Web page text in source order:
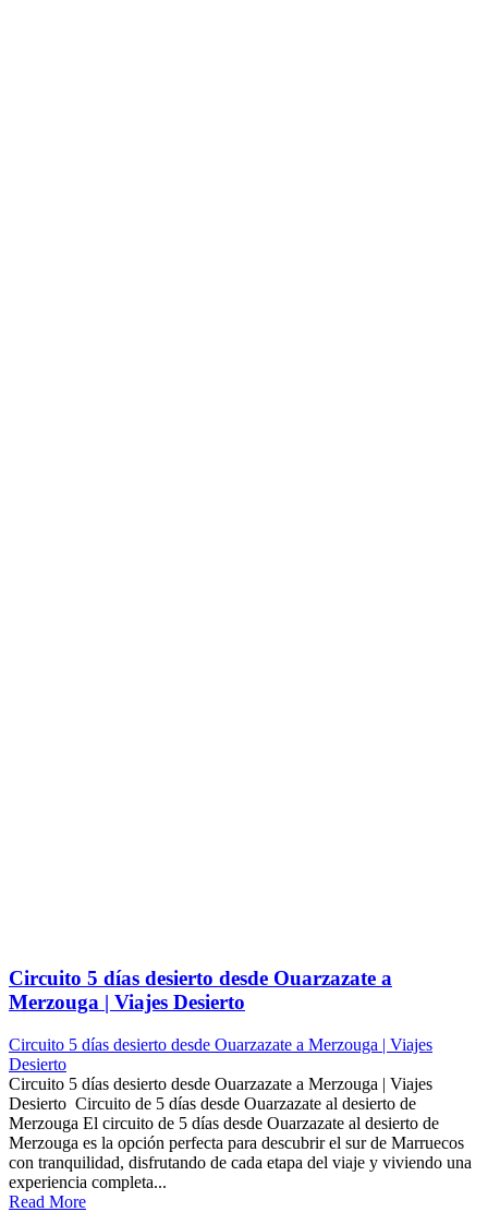
Circuito 5 días desierto desde Ouarzazate a
Merzouga | Viajes Desierto
Circuito 5 días desierto desde Ouarzazate a Merzouga | Viajes
Desierto
Circuito 5 días desierto desde Ouarzazate a Merzouga | Viajes
Desierto Circuito de 5 días desde Ouarzazate al desierto de
Merzouga El circuito de 5 días desde Ouarzazate al desierto de
Merzouga es la opción perfecta para descubrir el sur de Marruecos
con tranquilidad, disfrutando de cada etapa del viaje y viviendo una
experiencia completa...
Read More